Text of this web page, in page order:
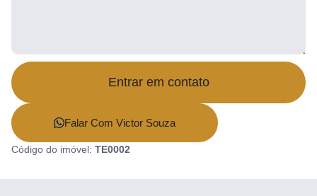
Entrar em contato
Falar Com Victor Souza
Código do imóvel: TE0002